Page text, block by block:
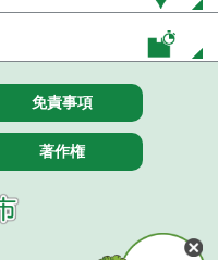
免責事項
著作権